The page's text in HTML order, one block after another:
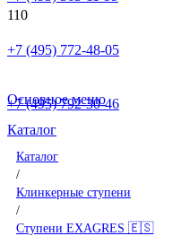
+7 (495) 772-48-05
+7 (495) 792-30-46
Основное меню
Каталог
Каталог
/
Клинкерные ступени
/
Ступени EXAGRES 🇪🇸